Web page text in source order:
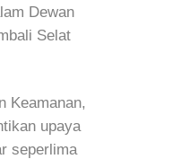
Dewan
Selat
Keamanan,
upaya
seperlima